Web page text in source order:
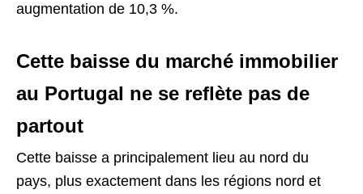
augmentation de 10,3 %.
Cette baisse du marché immobilier
au Portugal ne se reflète pas de
partout
Cette baisse a principalement lieu au nord du
pays, plus exactement dans les régions nord et